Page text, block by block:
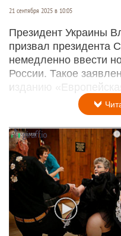
21 сентября 2025 в 10:05
Президент Украины
призвал
немедленно ввести
России. Такое
изданию
i